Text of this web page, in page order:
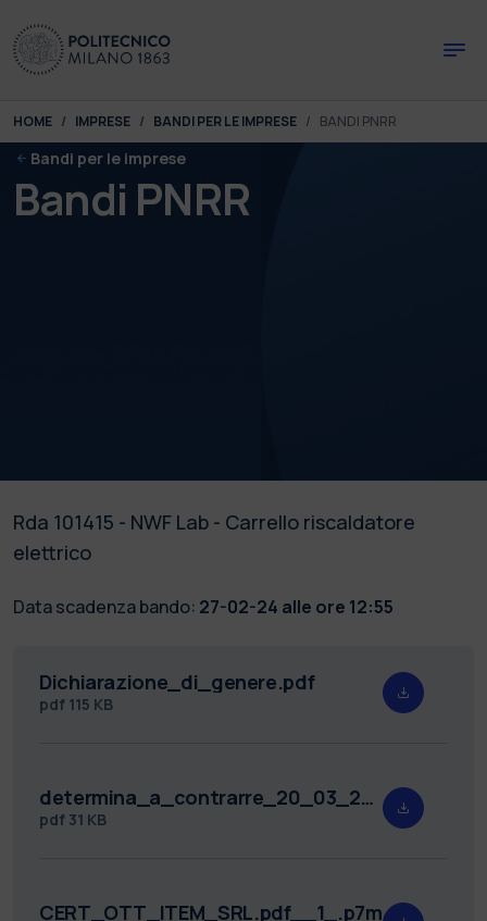
You are here:
HOME IMPRESE BANDI PER LE IMPRESE BANDI PNRR
Bandi per le imprese
Bandi PNRR
Rda 101415 - NWF Lab - Carrello riscaldatore
elettrico
Data scadenza bando: 27-02-24 alle ore 12:55
Dichiarazione_di_genere.pdf
pdf 115 KB
determina_a_contrarre_20_03_2024.pdf
pdf 31 KB
CERT_OTT_ITEM_SRL.pdf__1_.p7m